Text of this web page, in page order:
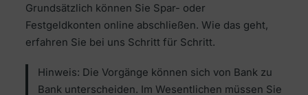
Grundsätzlich können Sie Spar- oder
Festgeldkonten online abschließen. Wie das geht,
erfahren Sie bei uns Schritt für Schritt.
Hinweis: Die Vorgänge können sich von Bank zu
Bank unterscheiden. Im Wesentlichen müssen Sie